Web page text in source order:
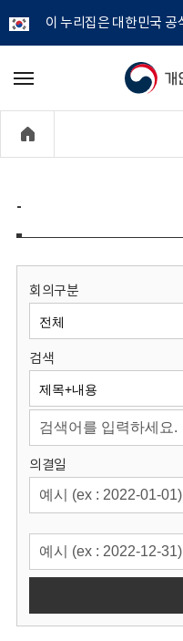
이 누리집은 대한민국
개
정
보
원
회
메
기
-
회의구분
검색
의결일